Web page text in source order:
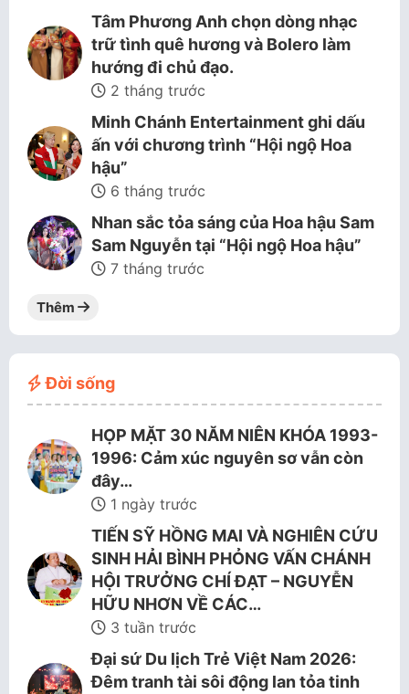
Tâm Phương Anh chọn dòng nhạc
trữ tình quê hương và Bolero làm
hướng đi chủ đạo.
2 tháng trước
Minh Chánh Entertainment ghi dấu
ấn với chương trình “Hội ngộ Hoa
hậu”
6 tháng trước
Nhan sắc tỏa sáng của Hoa hậu Sam
Sam Nguyễn tại “Hội ngộ Hoa hậu”
7 tháng trước
Thêm
Đời sống
HỌP MẶT 30 NĂM NIÊN KHÓA 1993-
1996: Cảm xúc nguyên sơ vẫn còn
đây…
1 ngày trước
TIẾN SỸ HỒNG MAI VÀ NGHIÊN CỨU
SINH HẢI BÌNH PHỎNG VẤN CHÁNH
HỘI TRƯỞNG CHÍ ĐẠT – NGUYỄN
HỮU NHƠN VỀ CÁC…
3 tuần trước
Đại sứ Du lịch Trẻ Việt Nam 2026:
Đêm tranh tài sôi động lan tỏa tinh